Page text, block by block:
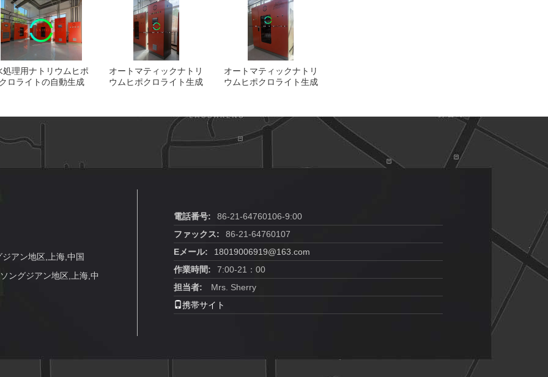
処理用ナトリウムヒポ
ロライトの自動生成
オートマティックナトリ
ウムヒポクロライト生成
オートマティックナトリ
ウムヒポクロライト生成
アン地区,上海,中国
ングジアン地区,上海,中
電話番号:
86-21-64760106-9:00
ファックス:
86-21-64760107
Eメール:
18019006919@163.com
作業時間:
7:00-21：00
担当者:
Mrs. Sherry
携帯サイト